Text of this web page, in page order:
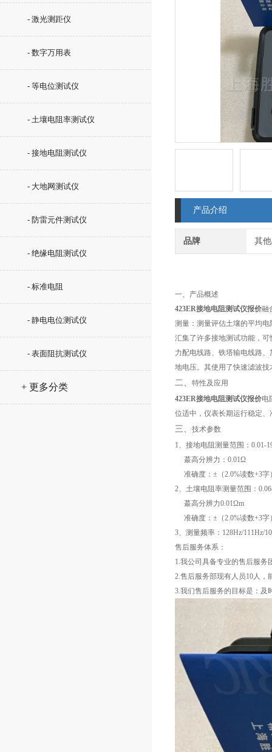
- 激光测距仪
- 数字万用表
- 等电位测试仪
- 土壤电阻率测试仪
- 接地电阻测试仪
- 大地网测试仪
- 防雷元件测试仪
- 绝缘电阻测试仪
- 标准电阻
- 静电电位测试仪
- 表面阻抗测试仪
+ 更多分类
产品介绍
品牌 其
一、产品概述
423ER接地电阻测试仪报价融
测量：测量评估土壤的平均电
汇集了许多接地测试功能，
力配电线路、铁塔输电线路
地电压。其使用了快速滤波
二、 特性及应用
423ER接地电阻测试仪报价电
位适中，仪表长期运行稳定、
三、 技术参数
1、接地电阻测量范围：0.01-
蕞高分辨力：0.01Ω
准确度：±（2.0%读数+3
2、土壤电阻率测量范围：
蕞高分辨力0.01Ωm
准确度：±（2.0%读数+3字
3、测量频率：128Hz/111Hz/
售后服务体系：
1.我公司具备专业的售后服务
2.售后服务部现有人员10人，
3.我们售后服务的目标是：及